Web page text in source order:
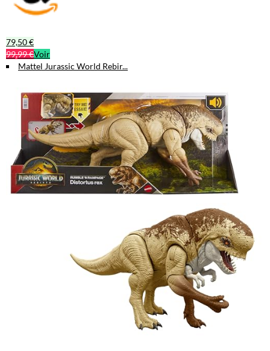
79,50 €
99,99 €Voir
Mattel Jurassic World Rebir...